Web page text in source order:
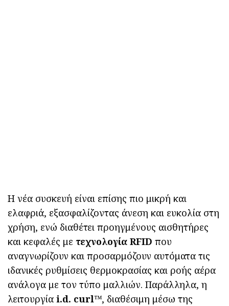
Η νέα συσκευή είναι επίσης πιο μικρή και
ελαφριά, εξασφαλίζοντας άνεση και ευκολία στη
χρήση, ενώ διαθέτει προηγμένους αισθητήρες
και κεφαλές μετεχνολογία RFID που
αναγνωρίζουν και προσαρμόζουν αυτόματα τις
ιδανικές ρυθμίσεις θερμοκρασίας και ροής αέρα
ανάλογα με τον τύπο μαλλιών. Παράλληλα, η
λειτουργίαi.d. curl™, διαθέσιμη μέσω της